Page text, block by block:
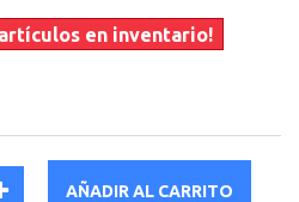
en inventario!
AÑADIR AL CARRITO